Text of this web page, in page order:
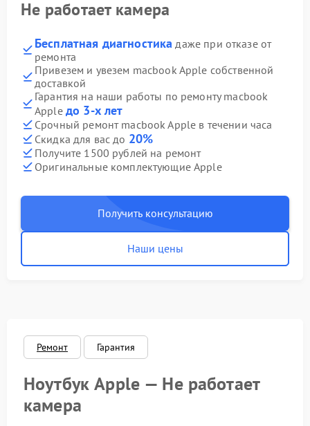
Не работает камера
Бесплатная диагностика даже при отказе от
ремонта
Привезем и увезем macbook Apple собственной
доставкой
Гарантия на наши работы по ремонту macbook
Apple до 3-х лет
Срочный ремонт macbook Apple в течении часа
Скидка для вас до 20%
Получите 1500 рублей на ремонт
Оригинальные комплектующие Apple
Получить консультацию
Наши цены
Ремонт Гарантия
Ноутбук Apple — Не работает
камера